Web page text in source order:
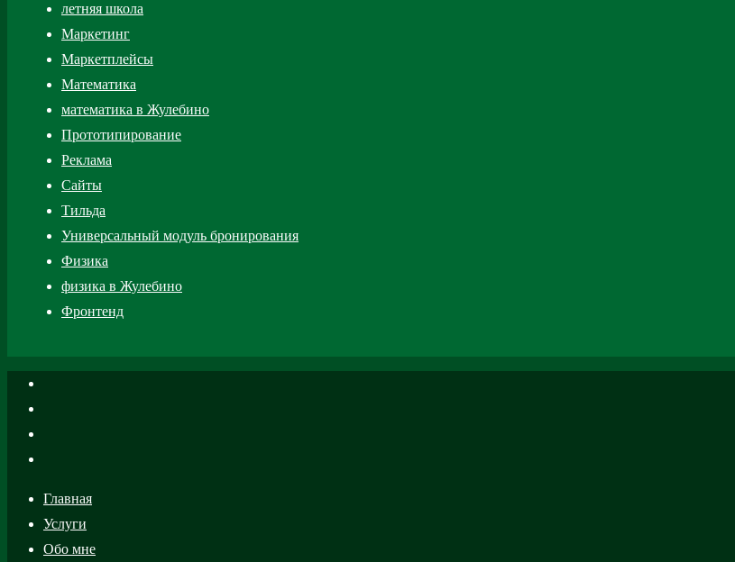
летняя школа
Маркетинг
Маркетплейсы
Математика
математика в Жулебино
Прототипирование
Реклама
Сайты
Тильда
Универсальный модуль бронирования
Физика
физика в Жулебино
Фронтенд
Главная
Услуги
Обо мне